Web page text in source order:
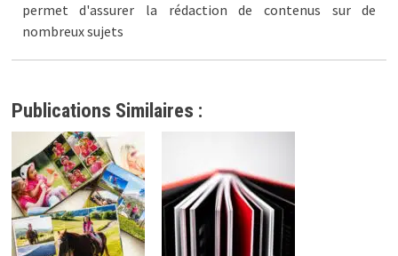
permet d'assurer la rédaction de contenus sur de
nombreux sujets
Publications Similaires :